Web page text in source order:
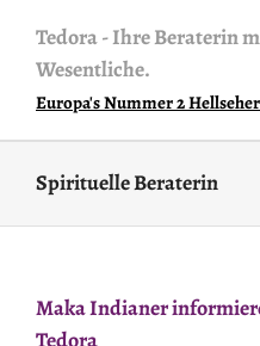
Tedora-Ihre Beraterin
Wesentliche.
Europa's Nummer 2
Spirituelle Beraterin
Maka Indianer